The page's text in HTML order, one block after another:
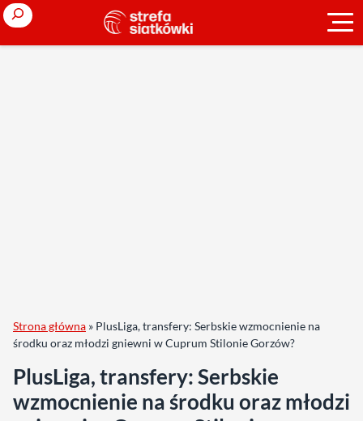
Search
Strona główna » PlusLiga, transfery: Serbskie wzmocnienie na
środku oraz młodzi gniewni w Cuprum Stilonie Gorzów?
PlusLiga, transfery: Serbskie
wzmocnienie na środku oraz młodzi